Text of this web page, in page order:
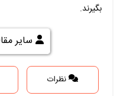
بگیرند.
سایر
نظرات